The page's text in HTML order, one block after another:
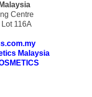
Centre
116A
Malaysia